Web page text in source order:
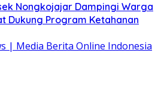
Nongkojajar Dampingi Warga
Dukung Program Ketahanan